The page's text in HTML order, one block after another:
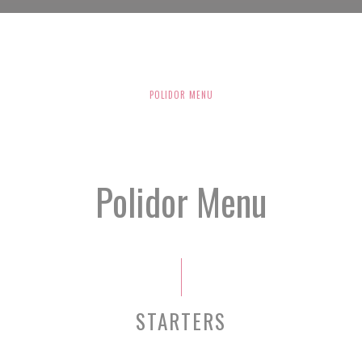
POLIDOR MENU
Polidor Menu
STARTERS